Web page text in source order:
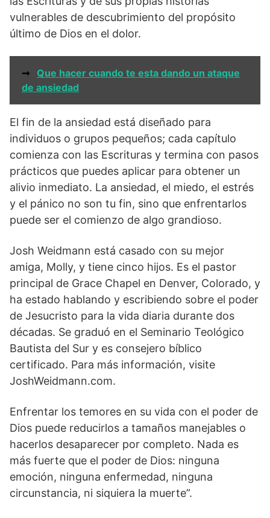
vulnerables de descubrimiento del propósito
último de Dios en el dolor.
➞
Que hacer cuando te esta dando un ataque
de ansiedad
El fin de la ansiedad está diseñado para
individuos o grupos pequeños; cada capítulo
comienza con las Escrituras y termina con pasos
prácticos que puedes aplicar para obtener un
alivio inmediato. La ansiedad, el miedo, el estrés
y el pánico no son tu fin, sino que enfrentarlos
puede ser el comienzo de algo grandioso.
Josh Weidmann está casado con su mejor
amiga, Molly, y tiene cinco hijos. Es el pastor
principal de Grace Chapel en Denver, Colorado, y
ha estado hablando y escribiendo sobre el poder
de Jesucristo para la vida diaria durante dos
décadas. Se graduó en el Seminario Teológico
Bautista del Sur y es consejero bíblico
certificado. Para más información, visite
JoshWeidmann.com.
Enfrentar los temores en su vida con el poder de
Dios puede reducirlos a tamaños manejables o
hacerlos desaparecer por completo. Nada es
más fuerte que el poder de Dios: ninguna
emoción, ninguna enfermedad, ninguna
circunstancia, ni siquiera la muerte”.